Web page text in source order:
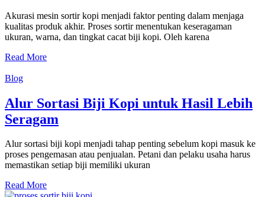
Akurasi mesin sortir kopi menjadi faktor penting dalam menjaga
kualitas produk akhir. Proses sortir menentukan keseragaman
ukuran, warna, dan tingkat cacat biji kopi. Oleh karena
Read More
Blog
Alur Sortasi Biji Kopi untuk Hasil Lebih
Seragam
Alur sortasi biji kopi menjadi tahap penting sebelum kopi masuk ke
proses pengemasan atau penjualan. Petani dan pelaku usaha harus
memastikan setiap biji memiliki ukuran
Read More